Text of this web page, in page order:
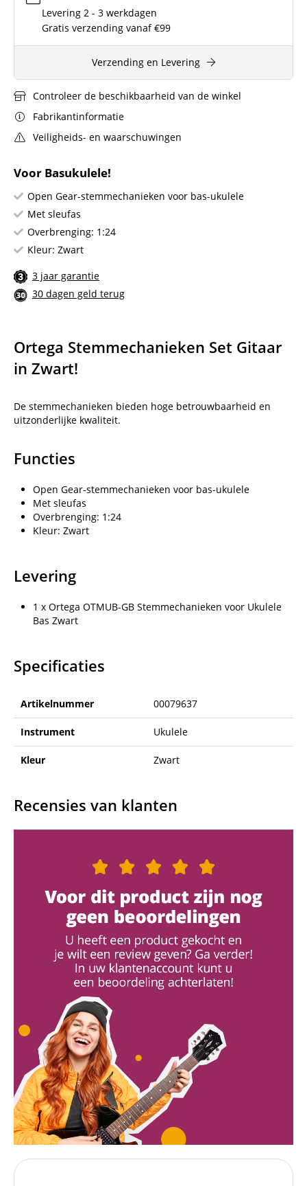
Voor Basukulele!
Open Gear-stemmechanieken voor bas-ukulele
Met sleufas
Overbrenging: 1:24
Kleur: Zwart
3 jaar garantie
30 dagen geld terug
Levering 2 - 3 werkdagen
Gratis verzending vanaf €99
Verzending en Levering
Controleer de beschikbaarheid van de winkel
Fabrikantinformatie
Veiligheids- en waarschuwingen
Ortega Stemmechanieken Set Gitaar
in Zwart!
De stemmechanieken bieden hoge betrouwbaarheid en
uitzonderlijke kwaliteit.
Functies
Open Gear-stemmechanieken voor bas-ukulele
Met sleufas
Overbrenging: 1:24
Kleur: Zwart
Levering
1 x Ortega OTMUB-GB Stemmechanieken voor Ukulele
Bas Zwart
Specificaties
Artikelnummer 00079637
Instrument Ukulele
Kleur Zwart
Recensies van klanten